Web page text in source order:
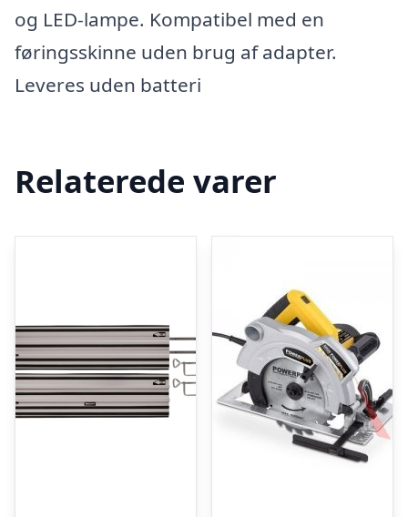
og LED-lampe. Kompatibel med en
føringsskinne uden brug af adapter.
Leveres uden batteri
Relaterede varer